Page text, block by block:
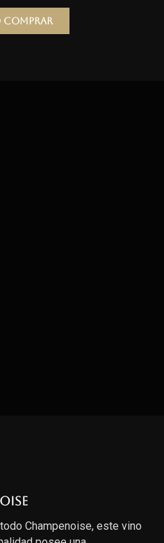
comprar
Champenoise, este vino